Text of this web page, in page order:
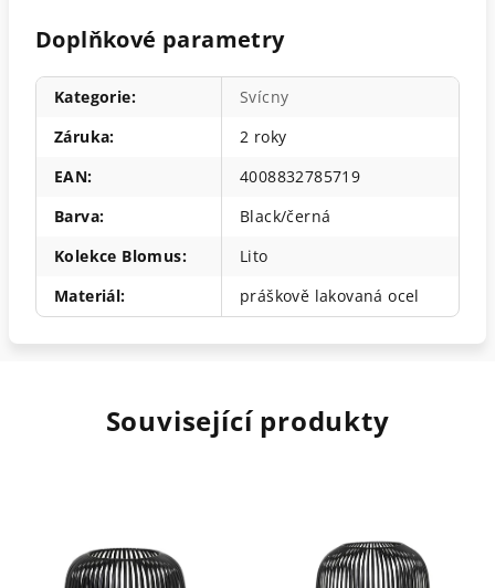
Doplňkové parametry
Kategorie:
Svícny
Záruka:
2 roky
EAN:
4008832785719
Barva:
Black/černá
Kolekce Blomus:
Lito
Materiál: práškově lakovaná ocel
Související produkty